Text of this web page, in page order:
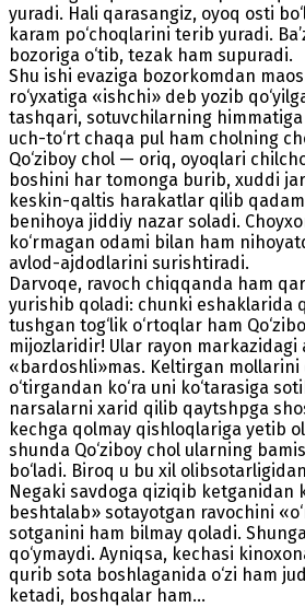
yuradi. Hali qarasangiz, oyoq osti
karam po‘choqlarini terib yuradi.
bozoriga o‘tib, tezak ham supuradi.
Shu ishi evaziga bozorkomdan
ro‘yxatiga «ishchi» deb yozib
tashqari, sotuvchilarning
uch-to‘rt chaqa pul ham cholning
Qo‘ziboy chol — oriq, oyoqlari
boshini har tomonga burib, xuddi
keskin-qaltis harakatlar qilib
benihoya jiddiy nazar soladi.
ko‘rmagan odami bilan ham
avlod-ajdodlarini surishtiradi.
Darvoqe, ravoch chiqqanda ham
yurishib qoladi: chunki eshaklarida
tushgan tog‘lik o‘rtoqlar ham
mijozlaridir! Ular rayon markazidagi
«bardoshli»mas. Keltirgan mollarini
o‘tirgandan ko‘ra uni ko‘tarasiga
narsalarni xarid qilib qaytshpga
kechga qolmay qishloqlariga yetib
shunda Qo‘ziboy chol ularning
bo‘ladi. Biroq u bu xil
Negaki savdoga qiziqib ketganidan
beshtalab» sotayotgan ravochini
sotganini ham bilmay qoladi.
qo‘ymaydi. Ayniqsa, kechasi
qurib sota boshlaganida o‘zi ham
ketadi, boshqalar ham...